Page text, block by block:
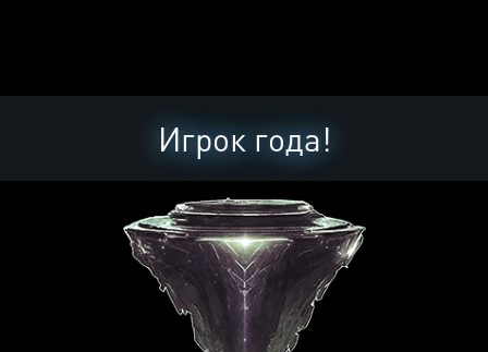
Игрок года!